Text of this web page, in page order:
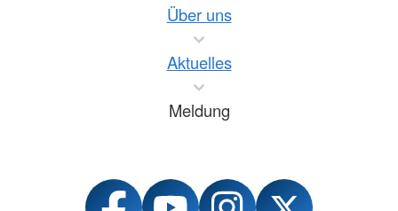
Über uns
Aktuelles
Meldung